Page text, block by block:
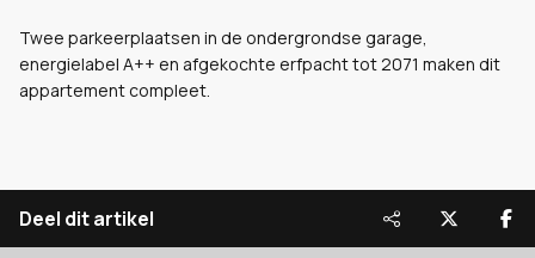
Twee parkeerplaatsen in de ondergrondse garage,
energielabel A++ en afgekochte erfpacht tot 2071 maken dit
appartement compleet.
Deel dit artikel